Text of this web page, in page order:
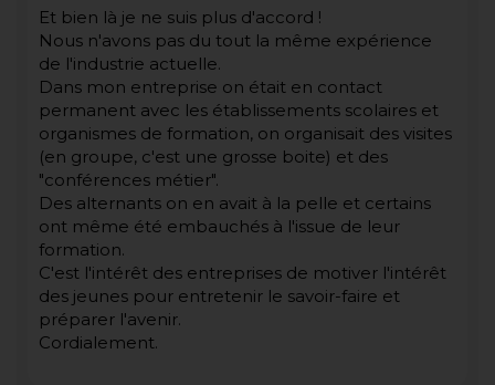
Et bien là je ne suis plus d'accord !
Nous n'avons pas du tout la même expérience
de l'industrie actuelle.
Dans mon entreprise on était en contact
permanent avec les établissements scolaires et
organismes de formation, on organisait des visites
(en groupe, c'est une grosse boite) et des
"conférences métier".
Des alternants on en avait à la pelle et certains
ont même été embauchés à l'issue de leur
formation.
C'est l'intérêt des entreprises de motiver l'intérêt
des jeunes pour entretenir le savoir-faire et
préparer l'avenir.
Cordialement.